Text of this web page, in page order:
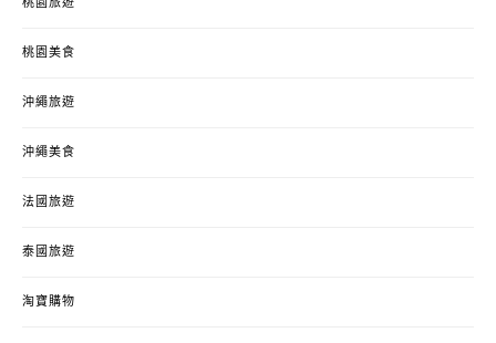
桃園旅遊
桃園美食
沖繩旅遊
沖繩美食
法國旅遊
泰國旅遊
淘寶購物